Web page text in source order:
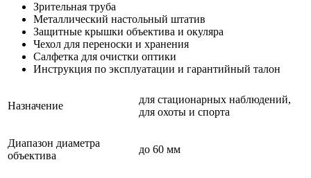
Зрительная труба
Металлический настольный штатив
Защитные крышки объектива и окуляра
Чехол для переноски и хранения
Салфетка для очистки оптики
Инструкция по эксплуатации и гарантийный талон
Назначение
для стационарных наблюдений,
для охоты и спорта
Диапазон диаметра
объектива
до 60 мм